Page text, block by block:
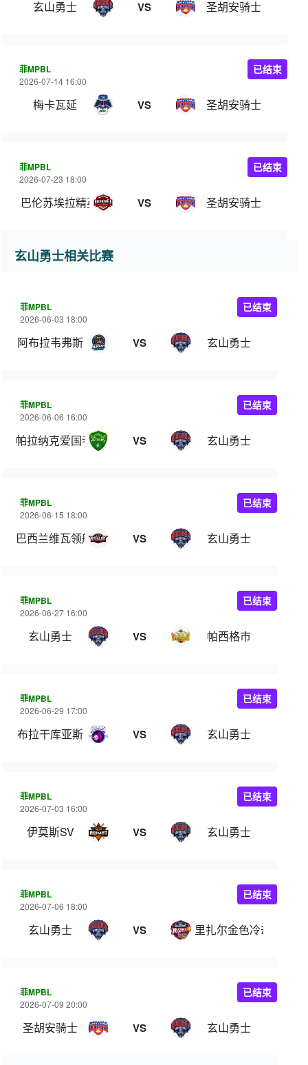
玄山勇士 VS 圣胡安骑士
菲MPBL
2026-07-14 16:00
梅卡瓦延 VS 圣胡安骑士
已结束
菲MPBL
2026-07-23 18:00
巴伦苏埃拉精英 VS 圣胡安骑士
已结束
玄山勇士相关比赛
菲MPBL
2026-06-03 18:00
阿布拉韦弗斯 VS 玄山勇士
已结束
菲MPBL
2026-06-06 16:00
帕拉纳克爱国者 VS 玄山勇士
已结束
菲MPBL
2026-06-15 18:00
巴西兰维瓦领航 VS 玄山勇士
已结束
菲MPBL
2026-06-27 16:00
玄山勇士 VS 帕西格市
已结束
菲MPBL
2026-06-29 17:00
布拉干库亚斯 VS 玄山勇士
已结束
菲MPBL
2026-07-03 16:00
伊莫斯SV VS 玄山勇士
已结束
菲MPBL
2026-07-06 18:00
玄山勇士 VS 里扎尔金色冷却器
已结束
菲MPBL
2026-07-09 20:00
圣胡安骑士 VS 玄山勇士
已结束